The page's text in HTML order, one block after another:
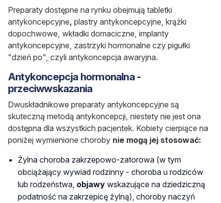
Preparaty dostępne na rynku obejmują tabletki
antykoncepcyjne, plastry antykoncepcyjne, krążki
dopochwowe, wkładki domaciczne, implanty
antykoncepcyjne, zastrzyki hormonalne czy pigułki
"dzień po", czyli antykoncepcja awaryjna.
Antykoncepcja hormonalna -
przeciwwskazania
Dwuskładnikowe preparaty antykoncepcyjne są
skuteczną metodą antykoncepcji, niestety nie jest ona
dostępna dla wszystkich pacjentek. Kobiety cierpiące na
poniżej wymienione choroby nie mogą jej stosować:
Żylna choroba zakrzepowo-zatorowa (w tym
obciążający wywiad rodzinny - choroba u rodziców
lub rodzeństwa, objawy wskazujące na dziedziczną
podatność na zakrzepicę żylną), choroby naczyń